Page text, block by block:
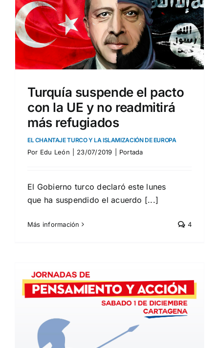
Turquía suspende el pacto
con la UE y no readmitirá
más refugiados
EL CHANTAJE TURCO Y LA ISLAMIZACIÓN DE EUROPA
Por Edu León 23/07/2019 Portada
El Gobierno turco declaró este lunes
que ha suspendido el acuerdo [...]
Más información 4